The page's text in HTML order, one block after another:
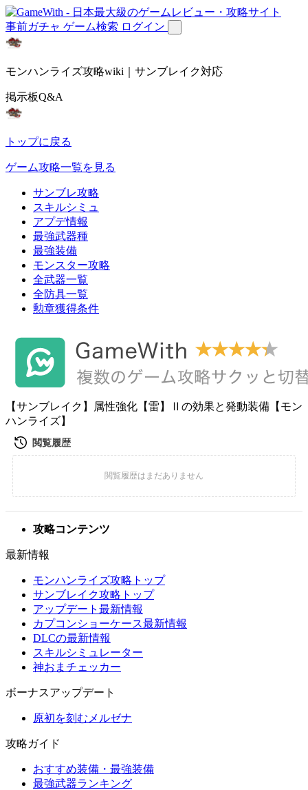
事前ガチャ ゲーム検索 ログイン
モンハンライズ攻略wiki｜サンブレイク対応
掲示板Q&A
トップに戻る
ゲーム攻略一覧を見る
サンブレ攻略
スキルシミュ
アプデ情報
最強武器種
最強装備
モンスター攻略
全武器一覧
全防具一覧
勲章獲得条件
【サンブレイク】属性強化【雷】Ⅱの効果と発動装備【モン
ハンライズ】
攻略コンテンツ
最新情報
モンハンライズ攻略トップ
サンブレイク攻略トップ
アップデート最新情報
カプコンショーケース最新情報
DLCの最新情報
スキルシミュレーター
神おまチェッカー
ボーナスアップデート
原初を刻むメルゼナ
攻略ガイド
おすすめ装備・最強装備
最強武器ランキング